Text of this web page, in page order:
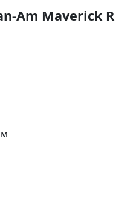
Am Maverick R